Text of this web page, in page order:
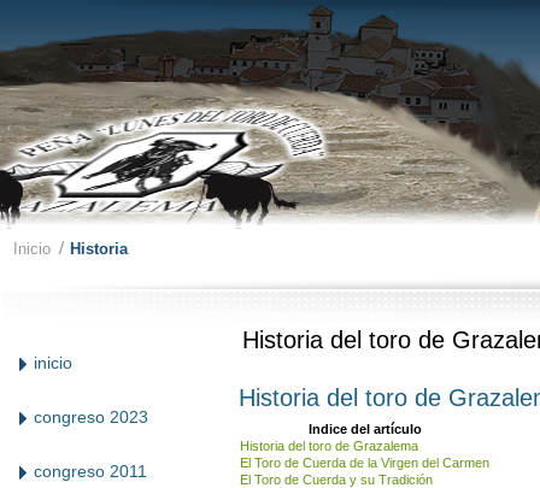
Inicio Historia
inicio
congreso 2023
congreso 2011
Historia del toro de
Historia del toro de
Indice del artículo
Historia del toro de Grazalema
El Toro de Cuerda de la Virgen del Carmen
El Toro de Cuerda y su Tradición